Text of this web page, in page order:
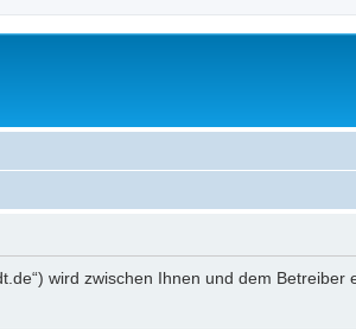
wird zwischen Ihnen und dem